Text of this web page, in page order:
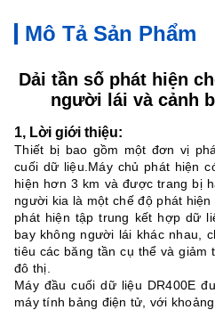
Mô Tả Sản Phẩm
Dải tần số phát hiện
người lái và cảnh
1, Lời giới thiệu:
Thiết bị bao gồm một đơn vị
cuối dữ liệu. Máy chủ phát hiện
hiện hơn 3 km và được trang bị
người kia là một chế độ phát
phát hiện tập trung kết hợp dữ
bay không người lái khác nhau,
tiêu các băng tần cụ thể và giảm
đô thị.
Máy đầu cuối dữ liệu DR400E
máy tính bảng điện tử, với